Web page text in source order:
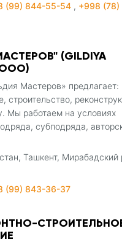
(99) 844-55-54 , +998
(GILDIYA
ООО)
Мастеров» предлагает:
строительство,
Мы работаем на условиях
субподряда,
Ташкент, Мирабадский
(99) 843-36-37